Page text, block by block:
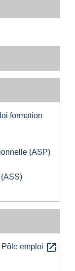
formation
(ASP)
Pôle emploi open_in_new